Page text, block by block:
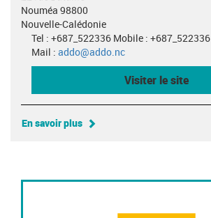
Nouméa 98800
Nouvelle-Calédonie
Tel : +687_522336 Mobile : +687_522336
Mail : addo@addo.nc
Visiter le site
En savoir plus